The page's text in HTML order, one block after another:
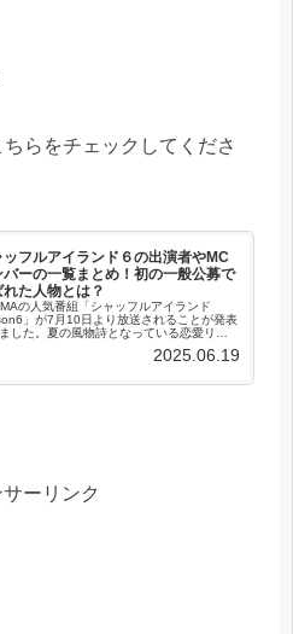
らをチェックしてくださ
ッフルアイランド６の出演者やMC
バーの一覧まとめ！初の一般公募で
れた人物とは？
の人気番組「シャッフルアイランド
」が7月10日より放送されることが発表
した。夏の風物詩となっている恋愛リア
ら待ち遠しいのですが、今回はseason6に
2025.06.19
ーリンク